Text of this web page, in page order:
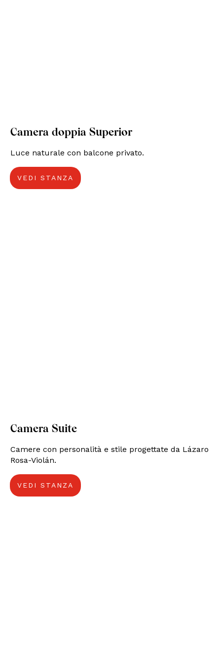
Camera doppia Superior
Luce naturale con balcone privato.
VEDI STANZA
Camera Suite
Camere con personalità e stile progettate da Lázaro
Rosa-Violán.
VEDI STANZA